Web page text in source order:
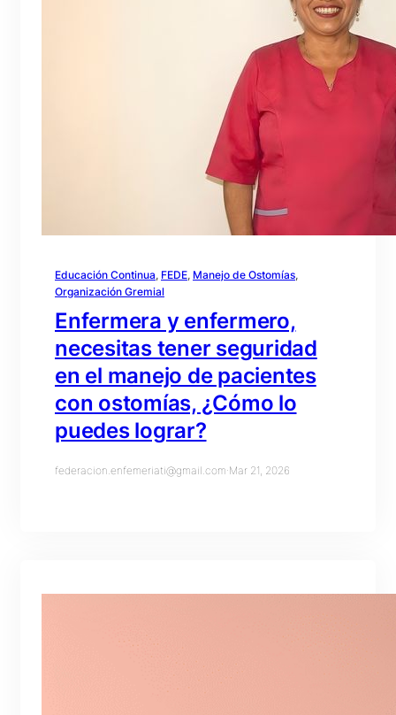
Educación Continua, FEDE, Manejo de Ostomías
Organización Gremial
Enfermera y enfermero,
necesitas tener seguridad
en el manejo de pacientes
con ostomías, ¿Cómo lo
puedes lograr?
federacion.enfemeriati@gmail.com·Mar 21, 2026